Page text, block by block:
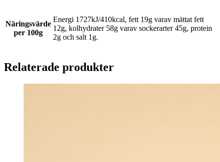
Näringsvärde
per 100g
Energi 1727kJ/410kcal, fett 19g varav mättat fett
12g, kolhydrater 58g varav sockerarter 45g, protein
2g och salt 1g.
Relaterade produkter